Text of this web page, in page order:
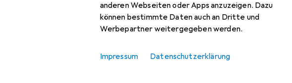
anderen Webseiten oder Apps anzuzeigen. Dazu
können bestimmte Daten auch an Dritte und
Werbepartner weitergegeben werden.
Impressum Datenschutzerklärung